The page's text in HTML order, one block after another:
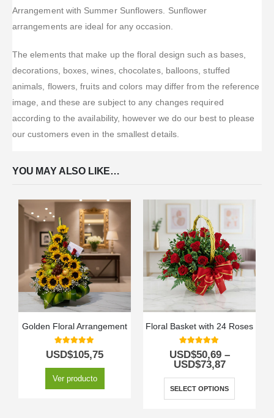
Arrangement with Summer Sunflowers. Sunflower
arrangements are ideal for any occasion.
The elements that make up the floral design such as bases,
decorations, boxes, wines, chocolates, balloons, stuffed
animals, flowers, fruits and colors may differ from the reference
image, and these are subject to any changes required
according to the availability, however we do our best to please
our customers even in the smallest details.
YOU MAY ALSO LIKE…
Golden Floral Arrangement
5.00out of 5
USD$105,75
Ver producto
Floral Basket with 24 Roses
5.00out of 5
USD$50,69 –
USD$73,87
SELECT OPTIONS